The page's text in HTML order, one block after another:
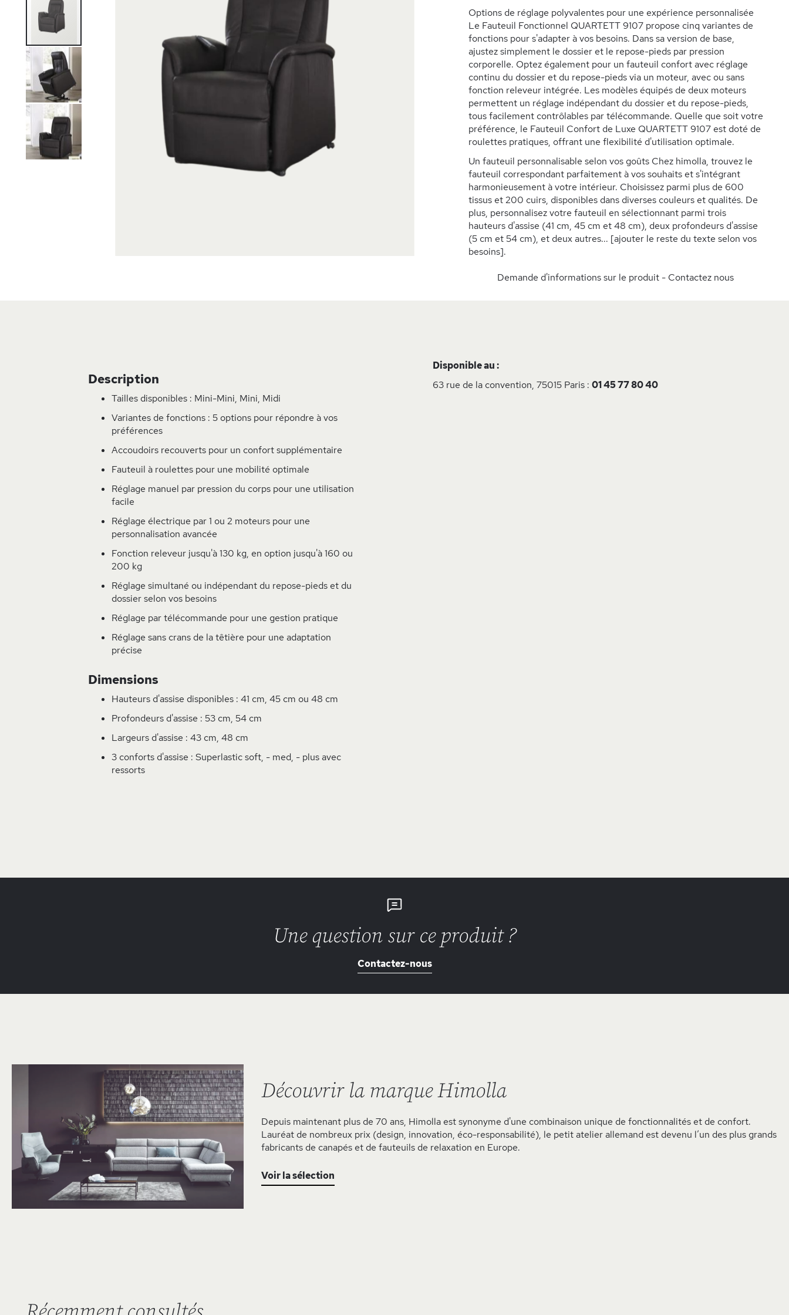
Options de réglage polyvalentes pour une expérience personnalisée
Le Fauteuil Fonctionnel QUARTETT 9107 propose cinq variantes de
fonctions pour s'adapter à vos besoins. Dans sa version de base,
ajustez simplement le dossier et le repose-pieds par pression
corporelle. Optez également pour un fauteuil confort avec réglage
continu du dossier et du repose-pieds via un moteur, avec ou sans
fonction releveur intégrée. Les modèles équipés de deux moteurs
permettent un réglage indépendant du dossier et du repose-pieds,
tous facilement contrôlables par télécommande. Quelle que soit votre
préférence, le Fauteuil Confort de Luxe QUARTETT 9107 est doté de
roulettes pratiques, offrant une flexibilité d'utilisation optimale.
Un fauteuil personnalisable selon vos goûts Chez himolla, trouvez le
fauteuil correspondant parfaitement à vos souhaits et s'intégrant
harmonieusement à votre intérieur. Choisissez parmi plus de 600
tissus et 200 cuirs, disponibles dans diverses couleurs et qualités. De
plus, personnalisez votre fauteuil en sélectionnant parmi trois
hauteurs d'assise (41 cm, 45 cm et 48 cm), deux profondeurs d'assise
(5 cm et 54 cm), et deux autres... [ajouter le reste du texte selon vos
besoins].
Demande d'informations sur le produit - Contactez nous
Description
Tailles disponibles : Mini-Mini, Mini, Midi
Variantes de fonctions : 5 options pour répondre à vos
préférences
Accoudoirs recouverts pour un confort supplémentaire
Fauteuil à roulettes pour une mobilité optimale
Réglage manuel par pression du corps pour une utilisation
facile
Réglage électrique par 1 ou 2 moteurs pour une
personnalisation avancée
Fonction releveur jusqu'à 130 kg, en option jusqu'à 160 ou
200 kg
Réglage simultané ou indépendant du repose-pieds et du
dossier selon vos besoins
Réglage par télécommande pour une gestion pratique
Réglage sans crans de la têtière pour une adaptation
précise
Dimensions
Hauteurs d'assise disponibles : 41 cm, 45 cm ou 48 cm
Profondeurs d'assise : 53 cm, 54 cm
Largeurs d'assise : 43 cm, 48 cm
3 conforts d'assise : Superlastic soft, - med, - plus avec
ressorts
Disponible au :
63 rue de la convention, 75015 Paris : 01 45 77 80 40
Une question sur ce produit ?
Contactez-nous
Découvrir la marque Himolla
Depuis maintenant plus de 70 ans, Himolla est synonyme d'une combinaison unique de fonctionnalités et de confort.
Lauréat de nombreux prix (design, innovation, éco-responsabilité), le petit atelier allemand est devenu l’un des plus grands
fabricants de canapés et de fauteuils de relaxation en Europe.
Voir la sélection